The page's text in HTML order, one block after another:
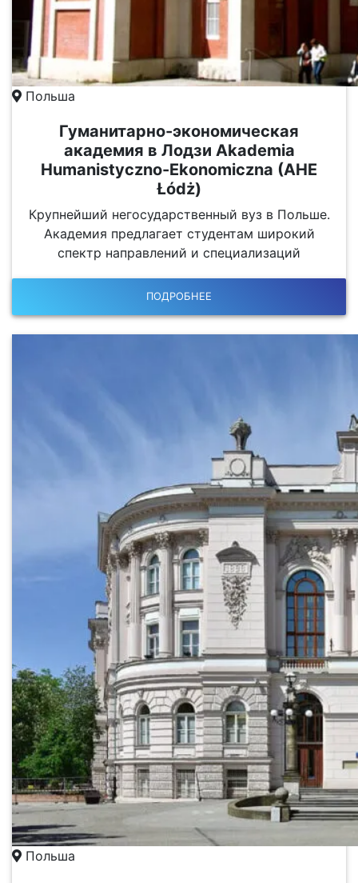
Польша
Гуманитарно-экономическая
академия в Лодзи Akademia
Humanistyczno-Ekonomiczna (AHE
Łódż)
Крупнейший негосударственный вуз в Польше.
Академия предлагает студентам широкий
спектр направлений и специализаций
ПОДРОБНЕЕ
Польша